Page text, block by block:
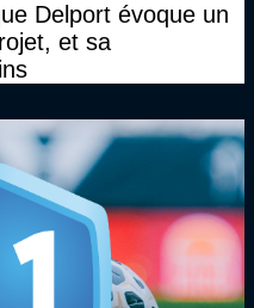
Delport évoque un
et sa